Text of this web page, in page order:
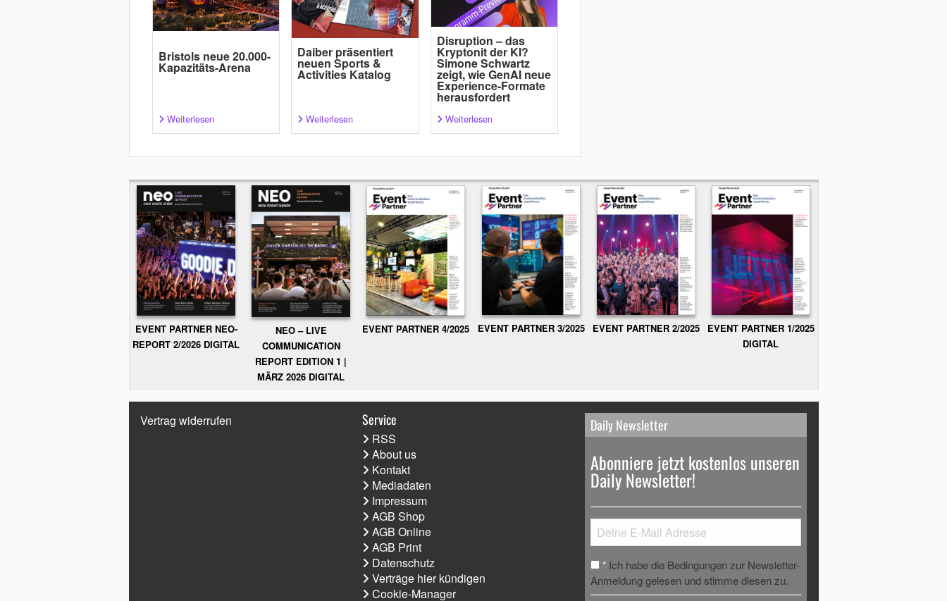
Bristols neue 20.000-
Kapazitäts-Arena
Weiterlesen
Daiber präsentiert
neuen Sports &
Activities Katalog
Weiterlesen
Disruption – das
Kryptonit der KI?
Simone Schwartz
zeigt, wie GenAI neue
Experience-Formate
herausfordert
Weiterlesen
EVENT PARTNER NEO-
REPORT 2/2026 DIGITAL
NEO – LIVE
COMMUNICATION
REPORT EDITION 1 |
MÄRZ 2026 DIGITAL
EVENT PARTNER 4/2025 EVENT PARTNER 3/2025 EVENT PARTNER 2/2025
EVENT PARTNER 1/2025
DIGITAL
Vertrag widerrufen Service
RSS
About us
Kontakt
Mediadaten
Impressum
AGB Shop
AGB Online
AGB Print
Datenschutz
Verträge hier kündigen
Cookie-Manager
Daily Newsletter
Abonniere jetzt kostenlos unseren
Daily Newsletter!
* Ich habe die Bedingungen zur Newsletter-
Anmeldung gelesen und stimme diesen zu.